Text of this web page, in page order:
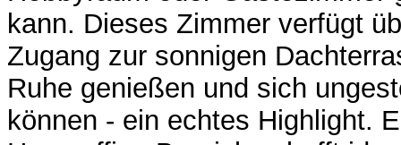
kann. Dieses Zimmer verfügt
Zugang zur sonnigen
Ruhe genießen und sich
können - ein echtes Highlight.